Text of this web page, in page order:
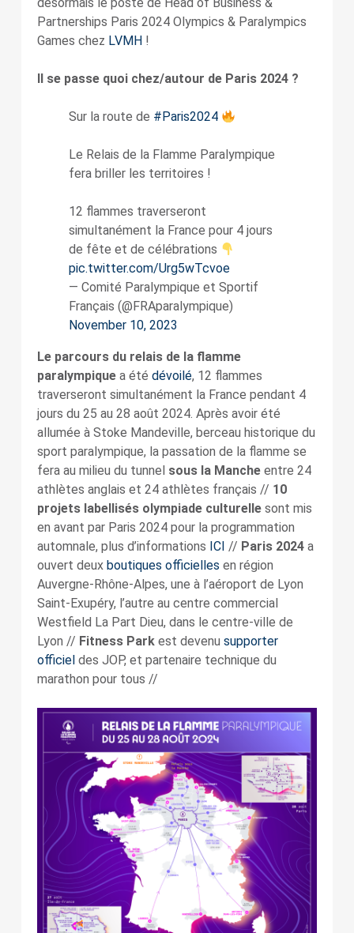
Partnerships Paris 2024 Olympics & Paralympics
Games chez LVMH!
Il se passe quoi chez/autour de Paris 2024 ?
Sur la route de #Paris2024
Le Relais de la Flamme Paralympique
fera briller les territoires !
12 flammes traverseront
simultanément la France pour 4 jours
de fête et de célébrations
pic.twitter.com/Urg5wTcvoe
— Comité Paralympique et Sportif
Français (@FRAparalympique)
November 10, 2023
Le parcours du relais de la flamme
paralympiquea été dévoilé, 12 flammes
traverseront simultanément la France pendant 4
jours du 25 au 28 août 2024. Après avoir été
allumée à Stoke Mandeville, berceau historique du
sport paralympique, la passation de la flamme se
fera au milieu du tunnel sous la Manche entre 24
athlètes anglais et 24 athlètes français // 10
projets labellisés olympiade culturellesont mis
en avant par Paris 2024 pour la programmation
automnale, plus d’informations ICI // Paris 2024a
ouvert deux boutiques officielles en région
Auvergne-Rhône-Alpes, une à l’aéroport de Lyon
Saint-Exupéry, l’autre au centre commercial
Westfield La Part Dieu, dans le centre-ville de
Lyon // Fitness Parkest devenu supporter
officieldes JOP, et partenaire technique du
marathon pour tous //